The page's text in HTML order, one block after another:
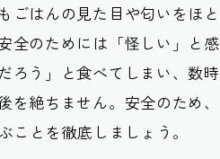
ごはんの見た目や匂いをほと
全のためには「怪しい」と感
ろう」と食べてしまい、数時
絶ちません。安全のため、
とを徹底しましょう。